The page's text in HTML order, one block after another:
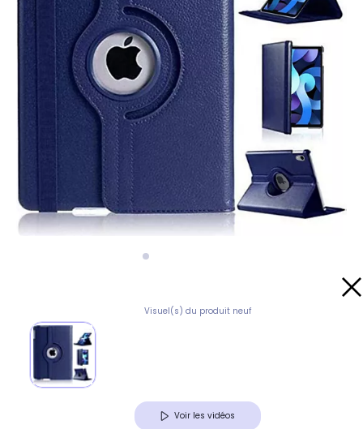
Visuel(s) du produit neuf
Voir les vidéos